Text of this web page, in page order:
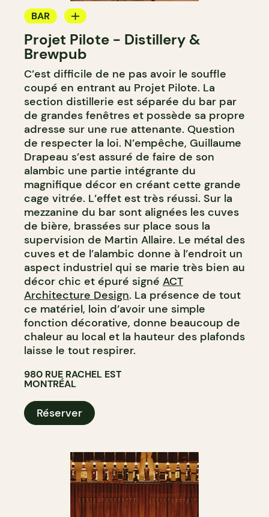
BAR
MICROBRASSERIE
Projet Pilote - Distillery &
Brewpub
C’est difficile de ne pas avoir le souffle
coupé en entrant au Projet Pilote. La
section distillerie est séparée du bar par
de grandes fenêtres et possède sa propre
adresse sur une rue attenante. Question
de respecter la loi. N’empêche, Guillaume
Drapeau s’est assuré de faire de son
alambic une partie intégrante du
magnifique décor en créant cette grande
cage vitrée. L’effet est très réussi. Sur la
mezzanine du bar sont alignées les cuves
de bière, brassées sur place sous la
supervision de Martin Allaire. Le métal des
cuves et de l’alambic donne à l’endroit un
aspect industriel qui se marie très bien au
décor chic et épuré signé ACT
Architecture Design. La présence de tout
ce matériel, loin d’avoir une simple
fonction décorative, donne beaucoup de
chaleur au local et la hauteur des plafonds
laisse le tout respirer.
980 RUE RACHEL EST
MONTRÉAL
Réserver